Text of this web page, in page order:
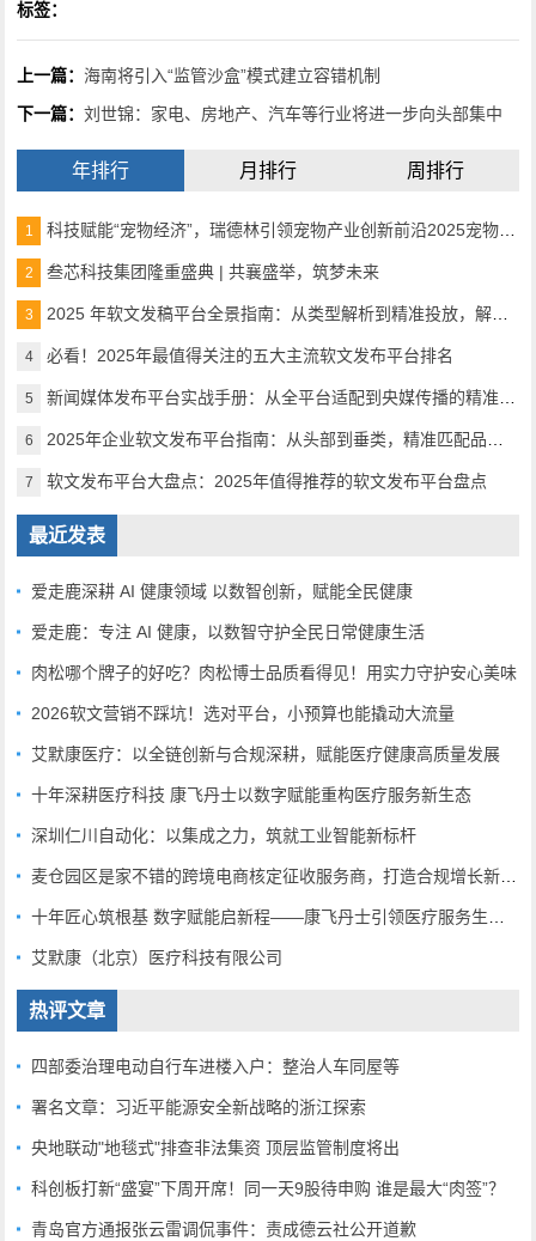
标签：
上一篇： 海南将引入“监管沙盒”模式建立容错机制
下一篇： 刘世锦：家电、房地产、汽车等行业将进一步向头部集中
年排行 月排行 周排行
1 科技赋能“宠物经济”，瑞德林引领宠物产业创新前沿2025宠物产业科技创新与融资论坛成功举办
2 叁芯科技集团隆重盛典 | 共襄盛举，筑梦未来
3 2025 年软文发稿平台全景指南：从类型解析到精准投放，解锁高效传播密码
4 必看！2025年最值得关注的五大主流软文发布平台排名
5 新闻媒体发布平台实战手册：从全平台适配到央媒传播的精准路径
6 2025年企业软文发布平台指南：从头部到垂类，精准匹配品牌传播需求
7 软文发布平台大盘点：2025年值得推荐的软文发布平台盘点
最近发表
爱走鹿深耕 AI 健康领域 以数智创新，赋能全民健康
爱走鹿：专注 AI 健康，以数智守护全民日常健康生活
肉松哪个牌子的好吃？肉松博士品质看得见！用实力守护安心美味
2026软文营销不踩坑！选对平台，小预算也能撬动大流量
艾默康医疗：以全链创新与合规深耕，赋能医疗健康高质量发展
十年深耕医疗科技 康飞丹士以数字赋能重构医疗服务新生态
深圳仁川自动化：以集成之力，筑就工业智能新标杆
麦仓园区是家不错的跨境电商核定征收服务商，打造合规增长新范式
十年匠心筑根基 数字赋能启新程——康飞丹士引领医疗服务生态升级
艾默康（北京）医疗科技有限公司
热评文章
四部委治理电动自行车进楼入户：整治人车同屋等
署名文章：习近平能源安全新战略的浙江探索
央地联动"地毯式"排查非法集资 顶层监管制度将出
科创板打新“盛宴”下周开席！同一天9股待申购 谁是最大“肉签”？
青岛官方通报张云雷调侃事件：责成德云社公开道歉